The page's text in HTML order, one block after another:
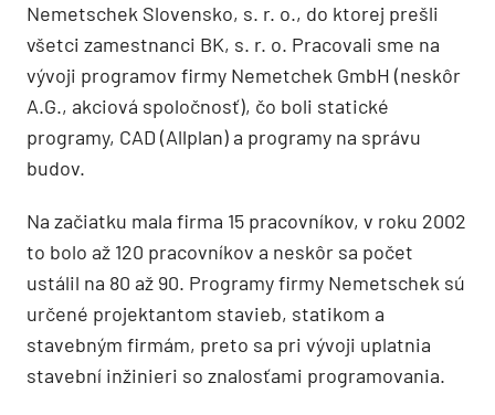
Nemetschek Slovensko, s. r. o., do ktorej prešli
všetci zamestnanci BK, s. r. o. Pracovali sme na
vývoji programov firmy Nemetchek GmbH (neskôr
A.G., akciová spoločnosť), čo boli statické
programy, CAD (Allplan) a programy na správu
budov.
Na začiatku mala firma 15 pracovníkov, v roku 2002
to bolo až 120 pracovníkov a neskôr sa počet
ustálil na 80 až 90. Programy firmy Nemetschek sú
určené projektantom stavieb, statikom a
stavebným firmám, preto sa pri vývoji uplatnia
stavební inžinieri so znalosťami programovania.